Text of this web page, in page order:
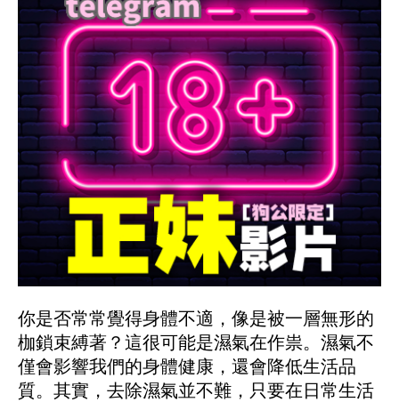
你是否常常覺得身體不適，像是被一層無形的
枷鎖束縛著？這很可能是濕氣在作祟。濕氣不
僅會影響我們的身體健康，還會降低生活品
質。其實，去除濕氣並不難，只要在日常生活